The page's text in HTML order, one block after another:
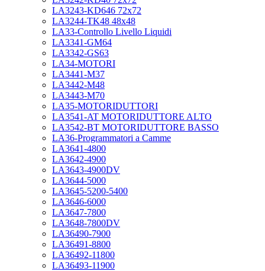
LA3243-KD646 72x72
LA3244-TK48 48x48
LA33-Controllo Livello Liquidi
LA3341-GM64
LA3342-GS63
LA34-MOTORI
LA3441-M37
LA3442-M48
LA3443-M70
LA35-MOTORIDUTTORI
LA3541-AT MOTORIDUTTORE ALTO
LA3542-BT MOTORIDUTTORE BASSO
LA36-Programmatori a Camme
LA3641-4800
LA3642-4900
LA3643-4900DV
LA3644-5000
LA3645-5200-5400
LA3646-6000
LA3647-7800
LA3648-7800DV
LA36490-7900
LA36491-8800
LA36492-11800
LA36493-11900